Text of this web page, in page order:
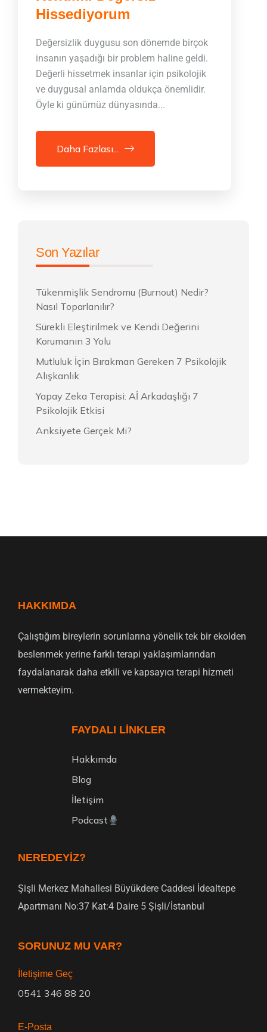
Hissediyorum
Değersizlik duygusu son dönemde birçok
insanın yaşadığı bir problem haline geldi.
Değerli hissetmek insanlar için psikolojik
ve duygusal anlamda oldukça önemlidir.
Öyle ki günümüz dünyasında...
Daha Fazlası...
Son Yazılar
Tükenmişlik Sendromu (Burnout) Nedir?
Nasıl Toparlanılır?
Sürekli Eleştirilmek ve Kendi Değerini
Korumanın 3 Yolu
Mutluluk İçin Bırakman Gereken 7 Psikolojik
Alışkanlık
Yapay Zeka Terapisi: Aİ Arkadaşlığı 7
Psikolojik Etkisi
Anksiyete Gerçek Mi?
HAKKIMDA
Çalıştığım bireylerin sorunlarına yönelik tek bir ekolden
beslenmek yerine farklı terapi yaklaşımlarından
faydalanarak daha etkili ve kapsayıcı terapi hizmeti
vermekteyim.
FAYDALI LINKLER
Hakkımda
Blog
İletişim
Podcast
NEREDEYIZ?
Şişli Merkez Mahallesi Büyükdere Caddesi İdealtepe
Apartmanı No:37 Kat:4 Daire 5 Şişli/İstanbul
SORUNUZ MU VAR?
İletişime Geç
0541 346 88 20
E-Posta